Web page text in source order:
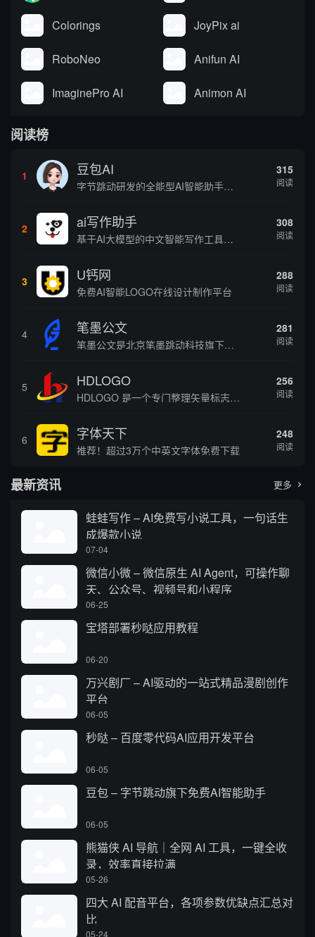
Colorings JoyPix ai
RoboNeo Anifun AI
ImaginePro AI Animon AI
阅读榜
1 豆包AI
字节跳动研发的全能型AI智能助手，提供智能对话、知识问答、内容创作、学习办公等一站式AI服务
315
阅读
2 ai写作助手
基于AI大模型的中文智能写作工具，面向学生、自媒体、职场人士提供一站式文本创作服务 核心定位 AI写作助手是依托人工智能技术打造的创作辅助平台，专注中文文本生成与优化，帮助用户快速完成各类文案、文章、论文等内容创作，提升写作效率 核心功能 ...
308
阅读
3 U钙网
免费AI智能LOGO在线设计制作平台
288
阅读
4 笔墨公文
笔墨公文是北京笔墨跳动科技旗下垂直公文赛道 AIGC 创作平台，深耕体制公文专业场景，依托海量标准公文语料训练专属大模型。平台整合 AI 公文生成、全维度智能校对、范文库、实时更新素材库、标准化公文模板五大核心板块，兼顾公文快速撰写、文稿合...
281
阅读
5 HDLOGO
HDLOGO 是一个专门整理矢量标志和图标的网站，提供各类品牌和公司的矢量标志下载服务，主要面向设计师、营销人员和企业用户，帮他们获取高质量的品牌标识资源。
256
阅读
6 字体天下
推荐！超过3万个中英文字体免费下载
248
阅读
最新资讯 更多 
蛙蛙写作 – AI免费写小说工具，一句话生
成爆款小说
07-04
微信小微 – 微信原生 AI Agent，可操作聊
天、公众号、视频号和小程序
06-25
宝塔部署秒哒应用教程
06-20
万兴剧厂 – AI驱动的一站式精品漫剧创作
平台
06-05
秒哒 – 百度零代码AI应用开发平台
06-05
豆包 – 字节跳动旗下免费AI智能助手
06-05
熊猫侠 AI 导航｜全网 AI 工具，一键全收
录，效率直接拉满
05-26
四大 AI 配音平台，各项参数优缺点汇总对
比
05-24